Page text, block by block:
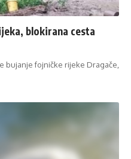
blokirana cesta
bujanje fojničke rijeke Dragače,